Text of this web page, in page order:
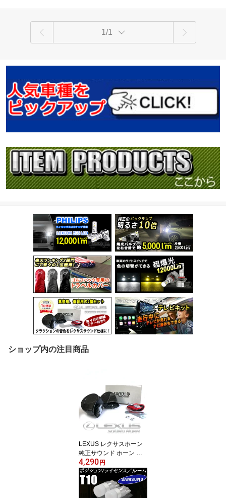
1/1
ショップ内の注目商品
LEXUS レクサスホーン
純正サウンド ホーン プ
リウス α 30 40 ノア ハイ
エース 200系 クラクショ
ン ホーン 車 クラクショ
ンホーン 音 レクサスホ
4,290円